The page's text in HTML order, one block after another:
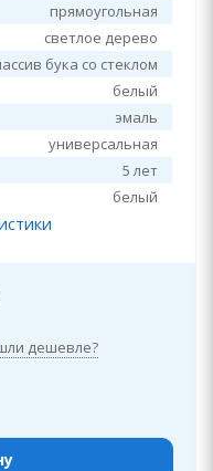
прямоугольная
светлое дерево
бука со стеклом
белый
эмаль
универсальная
5 лет
белый
дешевле?